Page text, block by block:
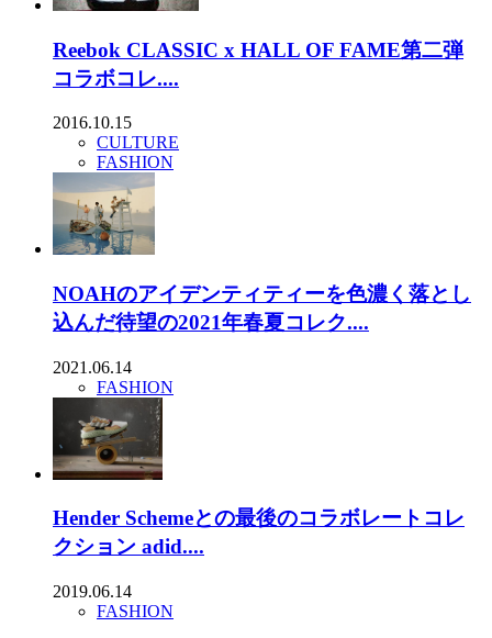
Reebok CLASSIC x HALL OF FAME第二弾
コラボコレ....
2016.10.15
CULTURE
FASHION
NOAHのアイデンティティーを色濃く落とし
込んだ待望の2021年春夏コレク....
2021.06.14
FASHION
Hender Schemeとの最後のコラボレートコレ
クション adid....
2019.06.14
FASHION